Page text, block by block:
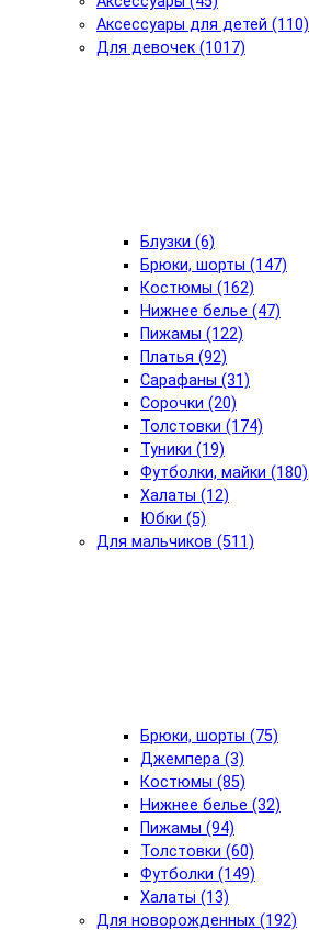
Аксессуары для детей (110)
Для девочек (1017)
Блузки (6)
Брюки, шорты (147)
Костюмы (162)
Нижнее белье (47)
Пижамы (122)
Платья (92)
Сарафаны (31)
Сорочки (20)
Толстовки (174)
Туники (19)
Футболки, майки (180)
Халаты (12)
Юбки (5)
Для мальчиков (511)
Брюки, шорты (75)
Джемпера (3)
Костюмы (85)
Нижнее белье (32)
Пижамы (94)
Толстовки (60)
Футболки (149)
Халаты (13)
Для новорожденных (192)